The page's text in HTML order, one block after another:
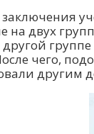
заключения
на двух
чего,
другим